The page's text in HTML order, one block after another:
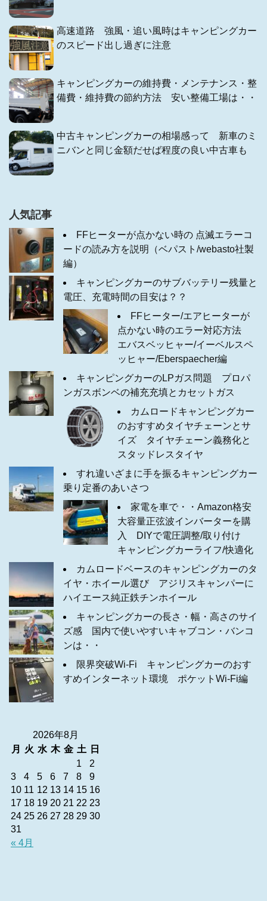
高速道路 強風・追い風時はキャンピングカー
のスピード出し過ぎに注意
キャンピングカーの維持費・メンテナンス・整
備費・維持費の節約方法 安い整備工場は・・
中古キャンピングカーの相場感って 新車のミ
ニバンと同じ金額だせば程度の良い中古車も
人気記事
FFヒーターが点かない時の 点滅エラーコ
ードの読み方を説明（ベパスト/webasto社製
編）
キャンピングカーのサブバッテリー残量と
電圧、充電時間の目安は？？
FFヒーター/エアヒーターが
点かない時のエラー対応方法
エバスベッヒャー/イーベルスペ
ッヒャー/Eberspaecher編
キャンピングカーのLPガス問題 プロパ
ンガスボンベの補充充填とカセットガス
カムロードキャンピングカー
のおすすめタイヤチェーンとサ
イズ タイヤチェーン義務化と
スタッドレスタイヤ
すれ違いざまに手を振るキャンピングカー
乗り定番のあいさつ
家電を車で・・Amazon格安
大容量正弦波インバーターを購
入 DIYで電圧調整/取り付け
キャンピングカーライフ/快適化
カムロードベースのキャンピングカーのタ
イヤ・ホイール選び アジリスキャンパーに
ハイエース純正鉄チンホイール
キャンピングカーの長さ・幅・高さのサイ
ズ感 国内で使いやすいキャブコン・バンコ
ンは・・
限界突破Wi-Fi キャンピングカーのおす
すめインターネット環境 ポケットWi-Fi編
2026年8月
月
火 水 木 金 土 日
« 4月
1
2
3
4 5 6 7 8
9
10 11 12 13 14 15 16
17 18 19 20 21 22 23
24 25 26 27 28 29 30
31